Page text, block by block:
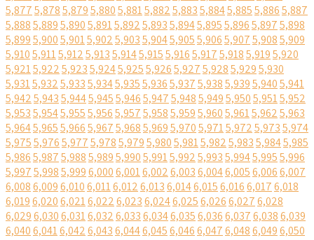
5,8775,8785,8795,8805,8815,8825,8835,8845,8855,8865,887
5,8885,8895,8905,8915,8925,8935,8945,8955,8965,8975,898
5,8995,9005,9015,9025,9035,9045,9055,9065,9075,9085,909
5,9105,9115,9125,9135,9145,9155,9165,9175,9185,9195,920
5,9215,9225,9235,9245,9255,9265,9275,9285,9295,930
5,9315,9325,9335,9345,9355,9365,9375,9385,9395,9405,941
5,9425,9435,9445,9455,9465,9475,9485,9495,9505,9515,952
5,9535,9545,9555,9565,9575,9585,9595,9605,9615,9625,963
5,9645,9655,9665,9675,9685,9695,9705,9715,9725,9735,974
5,9755,9765,9775,9785,9795,9805,9815,9825,9835,9845,985
5,9865,9875,9885,9895,9905,9915,9925,9935,9945,9955,996
5,9975,9985,9996,0006,0016,0026,0036,0046,0056,0066,007
6,0086,0096,0106,0116,0126,0136,0146,0156,0166,0176,018
6,0196,0206,0216,0226,0236,0246,0256,0266,0276,028
6,0296,0306,0316,0326,0336,0346,0356,0366,0376,0386,039
6,0406,0416,0426,0436,0446,0456,0466,0476,0486,0496,050